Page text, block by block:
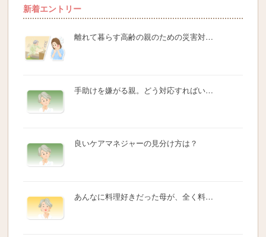
新着エントリー
離れて暮らす高齢の親のための災害対…
手助けを嫌がる親。どう対応すればい…
良いケアマネジャーの見分け方は？
あんなに料理好きだった母が、全く料…